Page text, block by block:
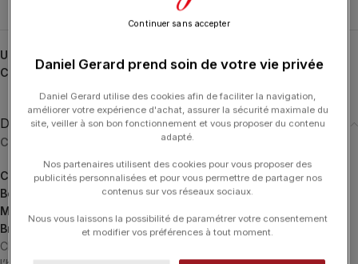
UGS :
Catégories : Charm, GINETTE NY, Pendentifs, Pendentifs
Description
Choisissez le bijou à associer à votre charm :
Colliers
Boucles d’Oreilles
Mono Boucles d’Oreilles
Bracelets
CHARMS, une collection de pendentifs grigris, emblématiques de
Daniel Gerard prend soin de votre vie privée
Daniel Gerard utilise des cookies afin de faciliter la navigation,
améliorer votre expérience d'achat, assurer la sécurité maximale du
site, veiller à son bon fonctionnement et vous proposer du contenu
adapté.
Nos partenaires utilisent des cookies pour vous proposer des
publicités personnalisées et pour vous permettre de partager nos
contenus sur vos réseaux sociaux.
Nous vous laissons la possibilité de paramétrer votre consentement
et modifier vos préférences à tout moment.
Continuer sans accepter